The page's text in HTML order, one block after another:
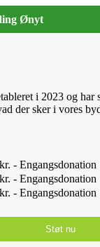
Ønyt
i 2023 og har
der sker i vores
- Engangsdonation
- Engangsdonation
- Engangsdonation
Støt nu